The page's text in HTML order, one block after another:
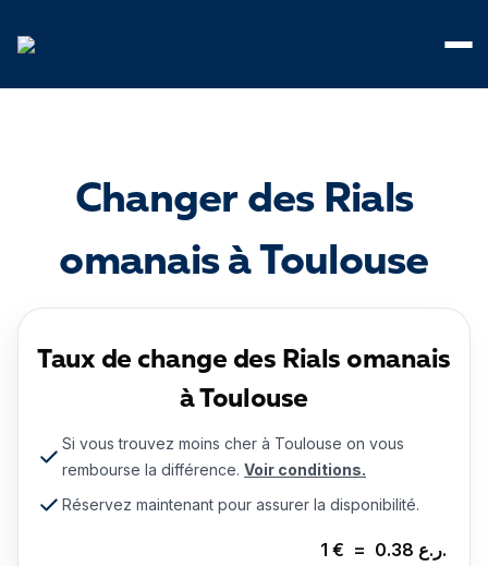
Changer des Rials
omanais à Toulouse
Taux de change des Rials omanais
à Toulouse
Si vous trouvez moins cher à Toulouse on vous
rembourse la différence. Voir conditions.
Réservez maintenant pour assurer la disponibilité.
1 € = 0.38 ر.ع.